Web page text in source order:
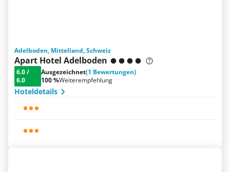
Adelboden, Mittelland, Schweiz
Apart Hotel Adelboden
6.0/
6.0
Ausgezeichnet(1 Bewertungen)
100 %Weiterempfehlung
Hoteldetails